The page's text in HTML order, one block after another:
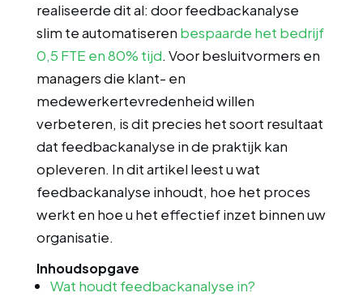
realiseerde dit al: door feedbackanalyse
slim te automatiseren bespaarde het bedrijf
0,5 FTE en 80% tijd. Voor besluitvormers en
managers die klant- en
medewerkertevredenheid willen
verbeteren, is dit precies het soort resultaat
dat feedbackanalyse in de praktijk kan
opleveren. In dit artikel leest u wat
feedbackanalyse inhoudt, hoe het proces
werkt en hoe u het effectief inzet binnen uw
organisatie.
Inhoudsopgave
Wat houdt feedbackanalyse in?